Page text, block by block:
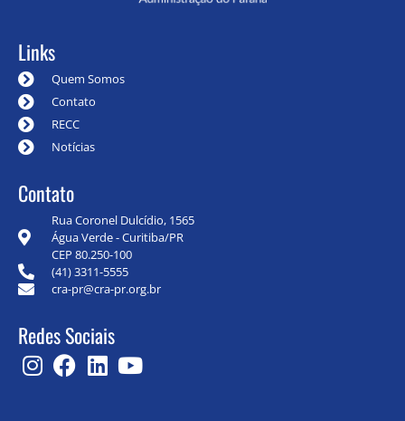
Links
Quem Somos
Contato
RECC
Notícias
Contato
Rua Coronel Dulcídio, 1565
Água Verde - Curitiba/PR
CEP 80.250-100
(41) 3311-5555
cra-pr@cra-pr.org.br
Redes Sociais